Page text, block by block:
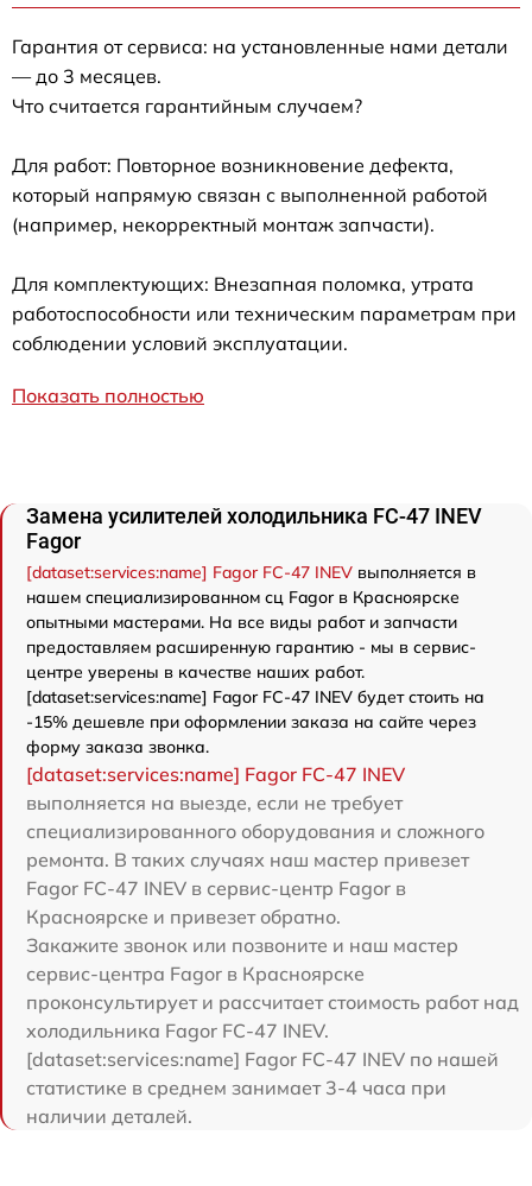
Гарантия от сервиса: на установленные нами детали
— до 3 месяцев.
Что считается гарантийным случаем?
Для работ: Повторное возникновение дефекта,
который напрямую связан с выполненной работой
(например, некорректный монтаж запчасти).
Для комплектующих: Внезапная поломка, утрата
работоспособности или техническим параметрам при
соблюдении условий эксплуатации.
Показать полностью
Замена усилителей холодильника FC-47 INEV
Fagor
[dataset:services:name] Fagor FC-47 INEV выполняется в
нашем специализированном сц Fagor в Красноярске
опытными мастерами. На все виды работ и запчасти
предоставляем расширенную гарантию - мы в сервис-
центре уверены в качестве наших работ.
[dataset:services:name] Fagor FC-47 INEV будет стоить на
-15% дешевле при оформлении заказа на сайте через
форму заказа звонка.
[dataset:services:name] Fagor FC-47 INEV
выполняется на выезде, если не требует
специализированного оборудования и сложного
ремонта. В таких случаях наш мастер привезет
Fagor FC-47 INEV в сервис-центр Fagor в
Красноярске и привезет обратно.
Закажите звонок или позвоните и наш мастер
сервис-центра Fagor в Красноярске
проконсультирует и рассчитает стоимость работ над
холодильника Fagor FC-47 INEV.
[dataset:services:name] Fagor FC-47 INEV по нашей
статистике в среднем занимает 3-4 часа при
наличии деталей.